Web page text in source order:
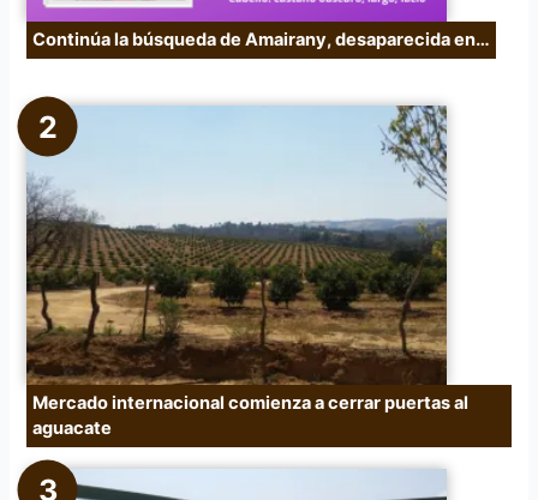
Continúa la búsqueda de Amairany, desaparecida en…
Mercado internacional comienza a cerrar puertas al
aguacate